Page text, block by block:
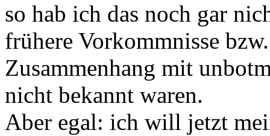
so hab ich das noch gar
frühere Vorkommnisse
Zusammenhang mit
nicht bekannt waren.
Aber egal: ich will jetzt